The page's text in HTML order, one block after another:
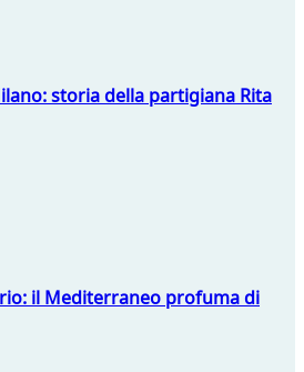
storia della partigiana Rita
il Mediterraneo profuma di